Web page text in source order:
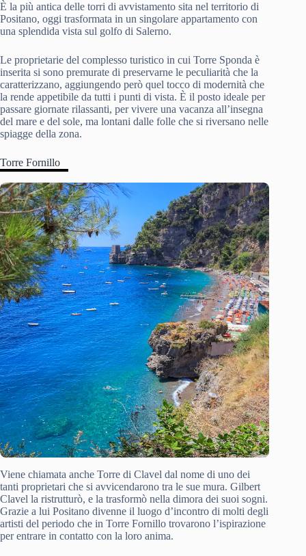
È la più antica delle torri di avvistamento sita nel territorio di
Positano, oggi trasformata in un singolare appartamento con
una splendida vista sul golfo di Salerno.
Le proprietarie del complesso turistico in cui Torre Sponda è
inserita si sono premurate di preservarne le peculiarità che la
caratterizzano, aggiungendo però quel tocco di modernità che
la rende appetibile da tutti i punti di vista. È il posto ideale per
passare giornate rilassanti, per vivere una vacanza all’insegna
del mare e del sole, ma lontani dalle folle che si riversano nelle
spiagge della zona.
Torre Fornillo
Viene chiamata anche Torre di Clavel dal nome di uno dei
tanti proprietari che si avvicendarono tra le sue mura. Gilbert
Clavel la ristrutturò, e la trasformò nella dimora dei suoi sogni.
Grazie a lui Positano divenne il luogo d’incontro di molti degli
artisti del periodo che in Torre Fornillo trovarono l’ispirazione
per entrare in contatto con la loro anima.